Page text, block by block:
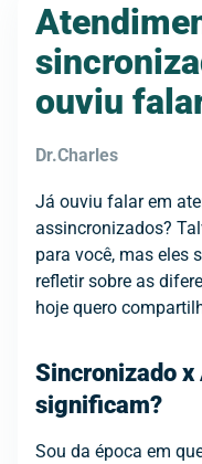
ouviu
Dr.Charles
Já ouviu falar em
assincronizados?
para você, mas eles
refletir sobre as
hoje quero
Sincronizado
significam?
Sou da época em